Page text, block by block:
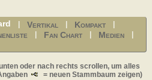
|Vertikal Kompakt
Fan Chart Medien
oder nach rechts scrollen, um alles
= neuen Stammbaum zeigen)